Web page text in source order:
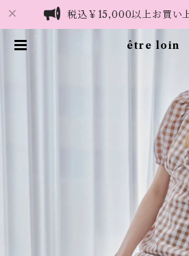
税込￥15,000以上お買い
être loin